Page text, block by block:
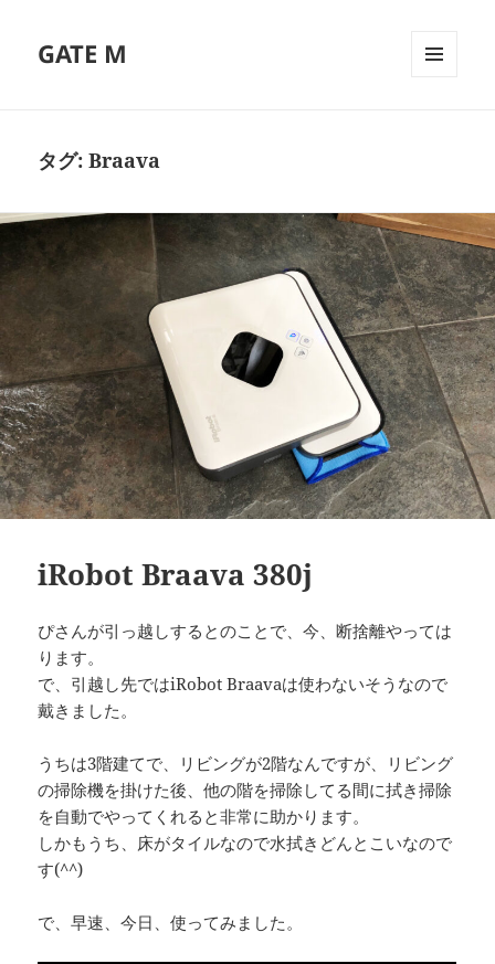
GATE M
タグ:Braava
iRobot Braava 380j
ぴさんが引っ越しするとのことで、今、断捨離やっては
ります。
で、引越し先ではiRobot Braavaは使わないそうなので
戴きました。
うちは3階建てで、リビングが2階なんですが、リビング
の掃除機を掛けた後、他の階を掃除してる間に拭き掃除
を自動でやってくれると非常に助かります。
しかもうち、床がタイルなので水拭きどんとこいなので
す(^^)
で、早速、今日、使ってみました。